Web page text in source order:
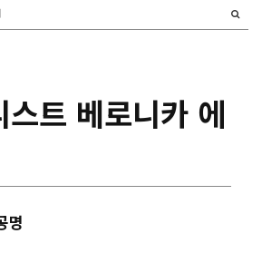
스트 베로니카 에
명